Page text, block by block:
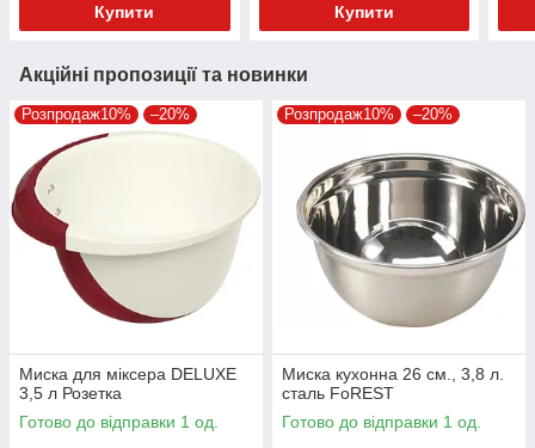
Купити Купити
Акційні пропозиції та новинки
Розпродаж10% –20%
Миска для міксера DELUXE
3,5 л Розетка
Готово до відправки 1 од.
Розпродаж10% –20%
Миска кухонна 26 см., 3,8 л.
сталь FoREST
Готово до відправки 1 од.